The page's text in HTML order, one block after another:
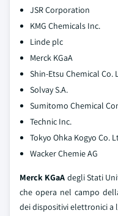
JSR Corporation
KMG Chemicals Inc.
Linde plc
Merck KGaA
Shin-Etsu Chemical Co.
Solvay S.A.
Sumitomo Chemical
Technic Inc.
Tokyo Ohka Kogyo Co.
Wacker Chemie AG
Merck KGaA degli Stati
che opera nel campo
dei dispositivi elettronici a